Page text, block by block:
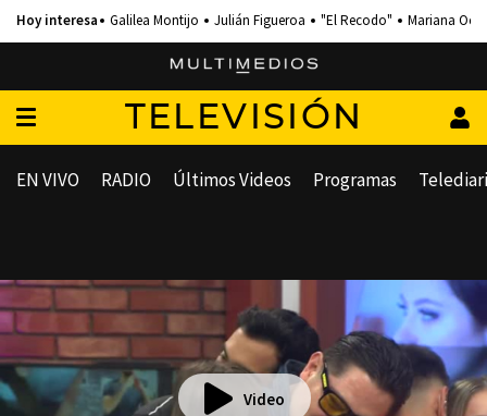
Galilea Montijo Julián Figueroa "El Recodo" Mariana
TELEVISIÓN
EN VIVO RADIO Últimos Videos Programas
Video